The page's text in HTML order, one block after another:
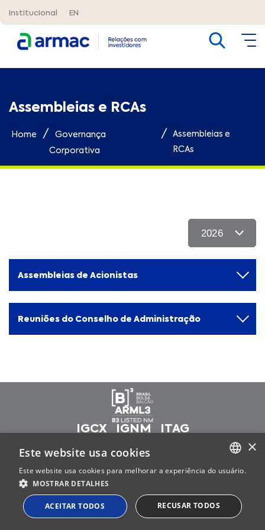
Institucional EN
Assembleias e RCAs
Home / Governança
Corporativa
/ Assembleias e
RCAs
Assembleias de Acionistas
Reuniões do Conselho de Administração
A Armac
Quem
Somos
Histórico
Governança
Conselho de
Administração e
Diretoria
Financeiras
Central de
Comunicados e
Fatos Relevantes
Apresentações
Cadastre-se
no Mailing
de Eventos
Cobertura de
IGCX IGNM ITAG
Powered by MZ
ENGLISH
×
Este website usa cookies
Este website usa cookies para melhorar a experiência do usuário.
MOSTRAR DETALHES
ACEITAR TODOS RECUSAR TODOS